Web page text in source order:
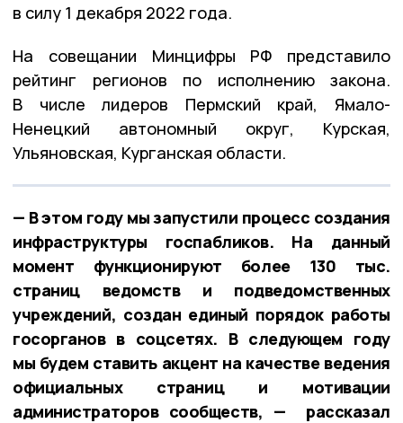
в силу 1 декабря 2022 года.
На совещании Минцифры РФ представило
рейтинг регионов по исполнению закона.
В числе лидеров Пермский край, Ямало-
Ненецкий автономный округ, Курская,
Ульяновская, Курганская области.
— В этом году мы запустили процесс создания
инфраструктуры госпабликов. На данный
момент функционируют более 130 тыс.
страниц ведомств и подведомственных
учреждений, создан единый порядок работы
госорганов в соцсетях. В следующем году
мы будем ставить акцент на качестве ведения
официальных страниц и мотивации
администраторов сообществ, — рассказал